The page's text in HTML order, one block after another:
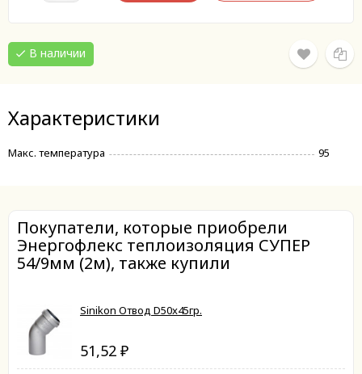
В наличии
Характеристики
Макс. температура 95
Покупатели, которые приобрели
Энергофлекс теплоизоляция СУПЕР
54/9мм (2м), также купили
Sinikon Отвод D50x45гр.
51,52 ₽